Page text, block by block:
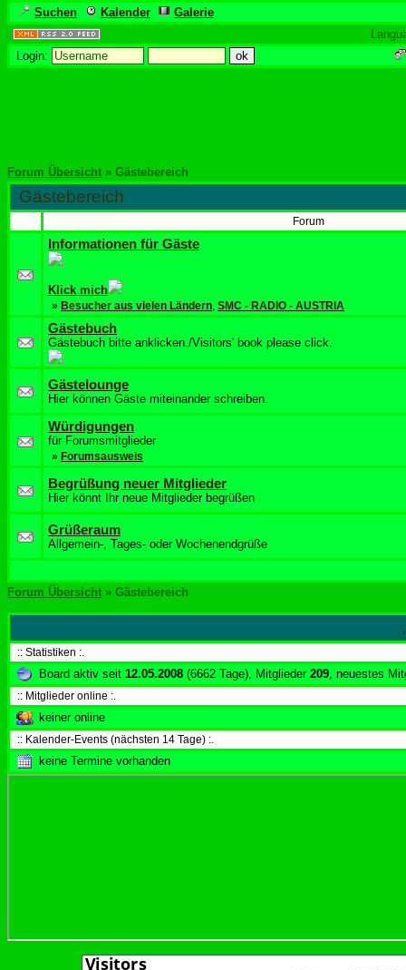
Suchen Kalender
Galerie
Login:
Forum Übersicht » Gästebereich
Gästebereich
Forum
Informationen für Gäste
Klick mich
» Besucher aus vielen Ländern, SMC - RADIO - AUSTRIA
Gästebuch
Gästebuch bitte anklicken./Visitors' book please click.
Gästelounge
Hier können Gäste miteinander schreiben.
Würdigungen
für Forumsmitglieder
» Forumsausweis
Begrüßung neuer Mitglieder
Hier könnt Ihr neue Mitglieder begrüßen
Grüßeraum
Allgemein-, Tages- oder Wochenendgrüße
Forum Übersicht » Gästebereich
:: Statistiken :.
Board aktiv seit 12.05.2008 (6662 Tage), Mitglieder 209, neuestes
:: Mitglieder online :.
keiner online
:: Kalender-Events (nächsten 14 Tage) :.
keine Termine vorhanden